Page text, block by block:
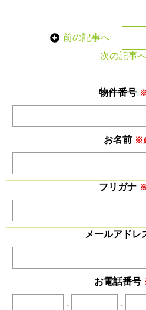
前の記事へ
次の記事
物件番号
お名前 ※
フリガナ
メールアドレ
お電話番号
- -